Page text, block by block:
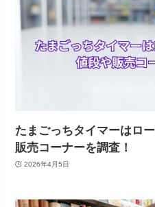
たまごっちタイマーはロ
販売コーナーを調査！
2026年4月5日